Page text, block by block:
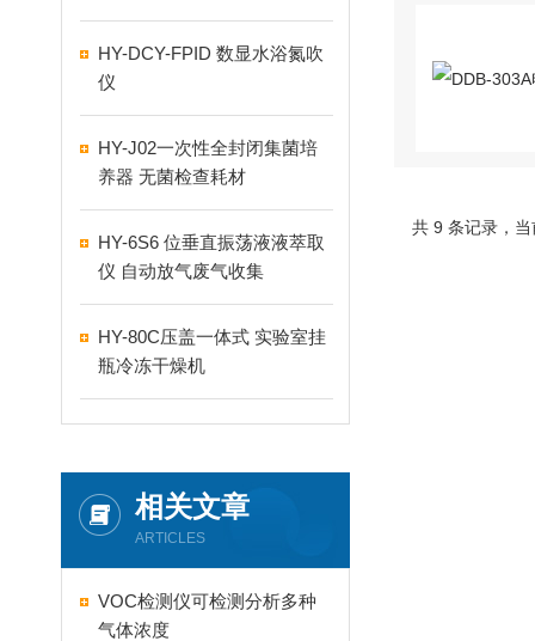
HY-DCY-FPID 数显水浴氮吹
仪
HY-J02一次性全封闭集菌培
养器 无菌检查耗材
HY-6S6 位垂直振荡液液萃取
仪 自动放气废气收集
HY-80C压盖一体式 实验室挂
瓶冷冻干燥机
相关文章
ARTICLES
VOC检测仪可检测分析多种
气体浓度
共 9 条记录，